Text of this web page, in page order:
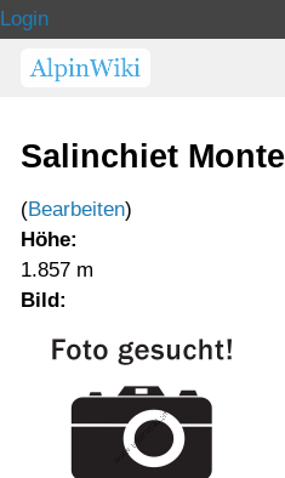
Login
Salinchiet Monte
(Bearbeiten)
Höhe:
1.857 m
Bild: